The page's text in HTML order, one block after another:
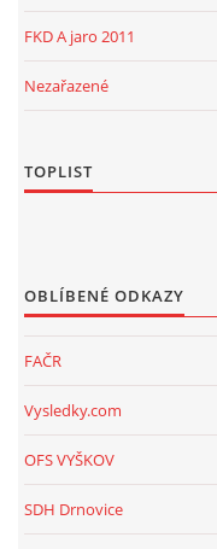
FKD A jaro 2011
Nezařazené
TOPLIST
OBLÍBENÉ ODKAZY
FAČR
Vysledky.com
OFS VYŠKOV
SDH Drnovice